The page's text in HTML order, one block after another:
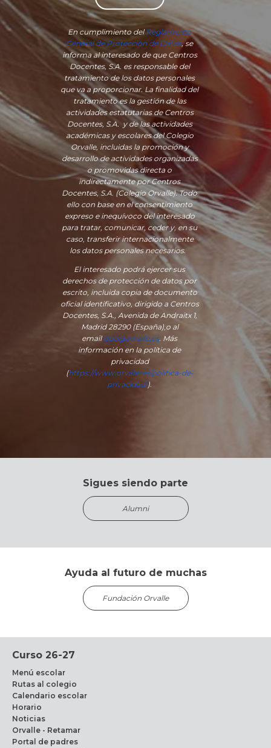
En cumplimiento delReglamento
General de Protección de Datos, se
informa al interesado de que Centros
Docentes, S.A. es responsable del
tratamiento de los datos personales
que va a proporcionar. La finalidad del
tratamiento es la gestión de las
actividades estatutarias de Centros
Docentes, S.A. y de las actividades
académicas y escolares del Colegio
Orvalle, incluidas la promoción y
desarrollo de actividades organizadas
o promovidas directa o
indirectamente por Centros
Docentes, S.A. (Colegio Orvalle). Todo
ello con base en el consentimiento
expreso e inequívoco del interesado
para tratar, comunicar, ceder y, en su
caso, transferir internacionalmente
los datos personales necesarios.
El interesado podrá ejercer sus
derechos de protección de datos por
escrito, incluida copia de documento
oficial identificativo, dirigido a Centros
Docentes, S.A., Avenida de Andraitx 1,
Madrid 28290 (España),o al
emaildpo@orvalle.es. Más
información en la política de
privacidad
(https://www.orvalle.es/politica-de-
privacidad/).
Sigues siendo parte
Alumni
Ayuda al futuro de muchas
Fundación Orvalle
Curso 26-27
Menú escolar
Rutas al colegio
Calendario escolar
Horario
Noticias
Orvalle - Retamar
Portal de padres